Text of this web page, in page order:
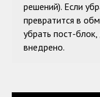
решений). Если
превратится в
убрать пост-
внедрено.